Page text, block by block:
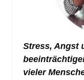
Stress, Angst
vieler